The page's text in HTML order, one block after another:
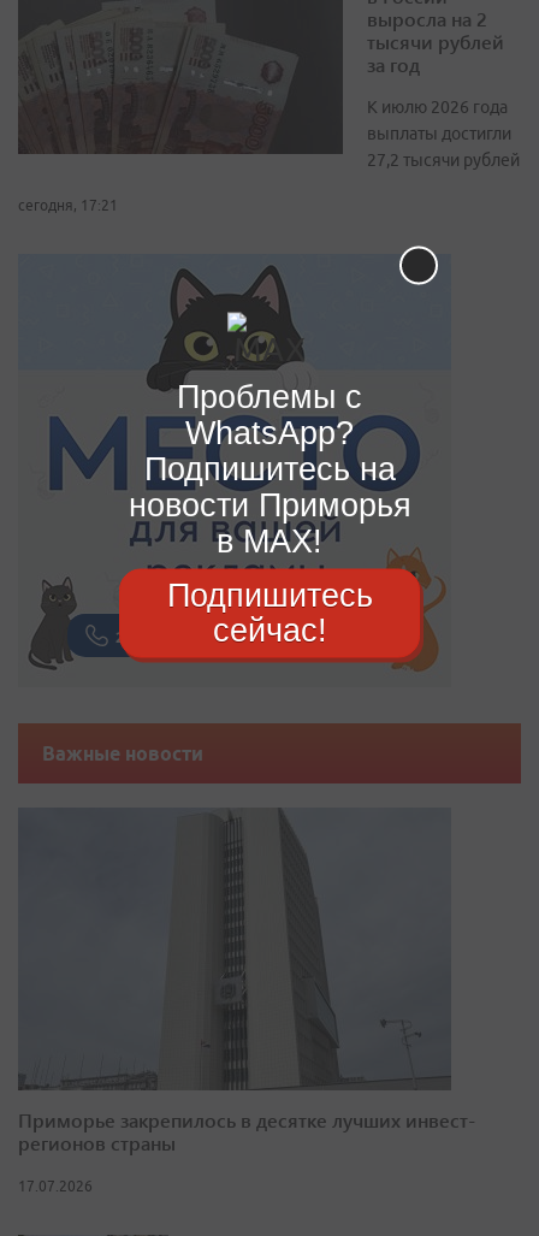
выросла на 2
тысячи рублей
за год
К июлю 2026 года
выплаты достигли
27,2 тысячи рублей
сегодня, 17:21
Важные новости
Приморье закрепилось в десятке лучших инвест-
регионов страны
17.07.2026
Проблемы с
WhatsApp?
Подпишитесь на
новости Приморья
в MAX!
Подпишитесь
сейчас!